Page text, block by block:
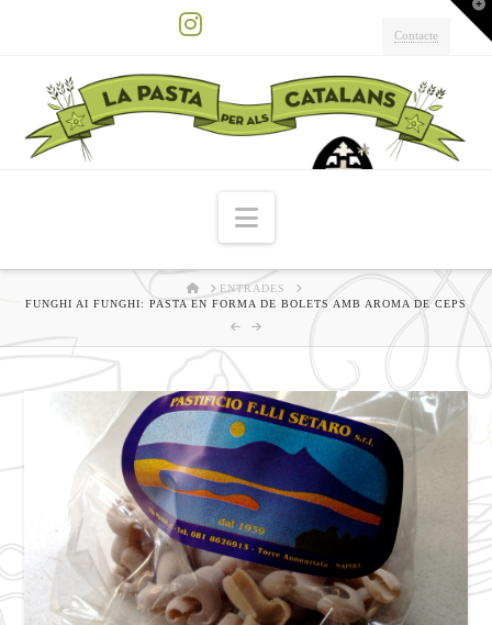
Contacte
Navigation
HOMEENTRADES
FUNGHI AI FUNGHI: PASTA EN FORMA DE BOLETS AMB AROMA DE CEPS